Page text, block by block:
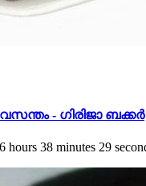
- ഗിരിജാ ബക്കർ
hours 38 minutes 29